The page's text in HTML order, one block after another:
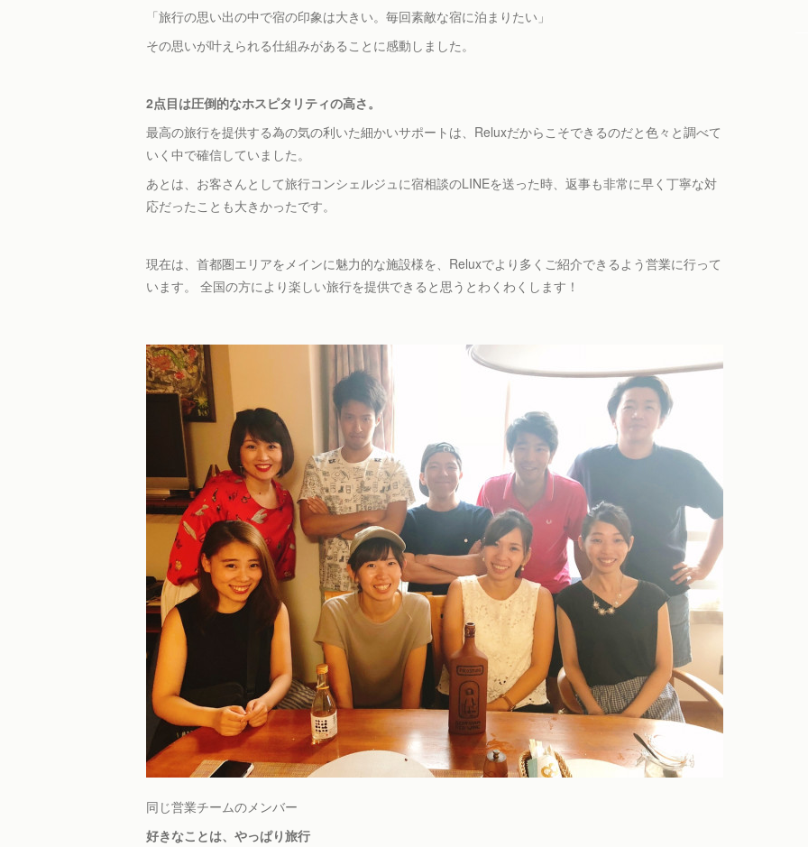
「旅行の思い出の中で宿の印象は大きい。毎回素敵な宿に泊まりたい」
その思いが叶えられる仕組みがあることに感動しました。
2点目は圧倒的なホスピタリティの高さ。
最高の旅行を提供する為の気の利いた細かいサポートは、Reluxだからこそできるのだと色々と調べて
いく中で確信していました。
あとは、お客さんとして旅行コンシェルジュに宿相談のLINEを送った時、返事も非常に早く丁寧な対
応だったことも大きかったです。
現在は、首都圏エリアをメインに魅力的な施設様を、Reluxでより多くご紹介できるよう営業に行って
います。 全国の方により楽しい旅行を提供できると思うとわくわくします！
同じ営業チームのメンバー
好きなことは、やっぱり旅行